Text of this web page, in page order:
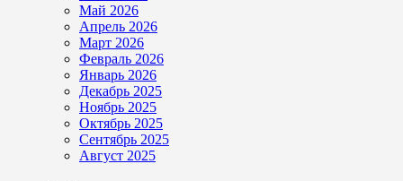
Май 2026
Апрель 2026
Март 2026
Февраль 2026
Январь 2026
Декабрь 2025
Ноябрь 2025
Октябрь 2025
Сентябрь 2025
Август 2025